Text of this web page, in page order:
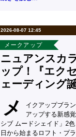
2026-08-07 12:45
メークアップ
ニュアンスカ
ップ！『エク
ェーディング
メ
イクアップブラ
アップする新感
シブ ムードシェイド」2
日から始まるロフト・プ